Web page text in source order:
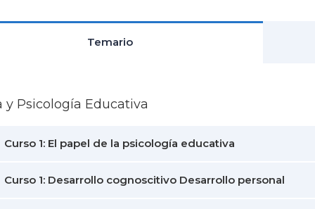
Temario
y Psicología Educativa
Curso 1: El papel de la psicología educativa
Curso 1: Desarrollo cognoscitivo Desarrollo personal